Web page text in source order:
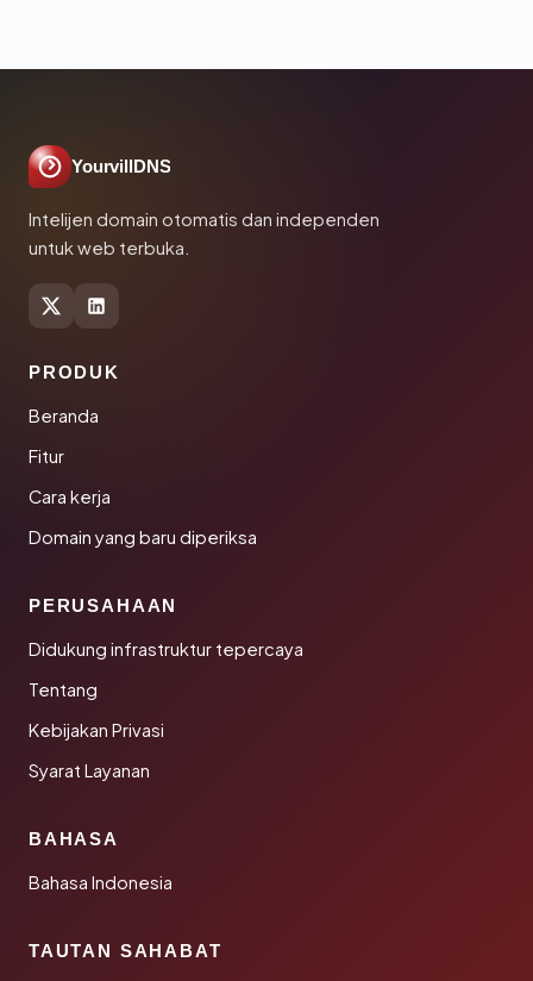
YourvillDNS
Intelijen domain otomatis dan independen
untuk web terbuka.
PRODUK
Beranda
Fitur
Cara kerja
Domain yang baru diperiksa
PERUSAHAAN
Didukung infrastruktur tepercaya
Tentang
Kebijakan Privasi
Syarat Layanan
BAHASA
Bahasa Indonesia
TAUTAN SAHABAT